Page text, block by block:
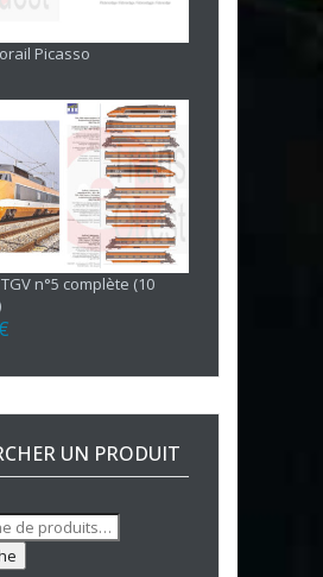
Picasso
n°5 complète (10
€
UN PRODUIT